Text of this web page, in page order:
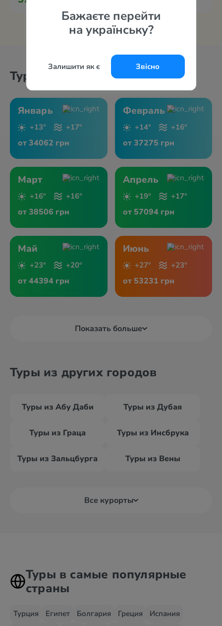
Бажаєте перейти
на українську?
Залишити як є Звісно
Туры по месяцам
Январь
+13° +17°
от 34062 грн
Февраль
+14° +16°
от 37275 грн
Март
+16° +16°
от 38506 грн
Апрель
+19° +17°
от 57094 грн
Май
+23° +20°
от 44394 грн
Июнь
+27° +23°
от 53231 грн
Показать больше
Туры из других городов
Туры из Абу Даби Туры из Дубая
Туры из Граца Туры из Инсбрука
Туры из Зальцбурга Туры из Вены
Все курорты
Туры в самые популярные
страны
Турция Египет Болгария Греция
Испания